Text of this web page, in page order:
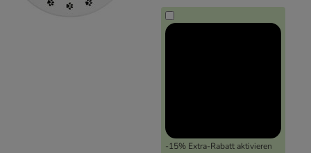
-15% Extra-Rabatt aktivieren